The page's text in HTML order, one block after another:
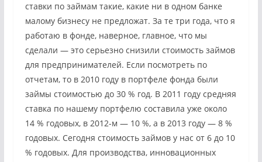
ставки по займам такие, какие ни в одном банке
малому бизнесу не предложат. За те три года, что я
работаю в фонде, наверное, главное, что мы
сделали — это серьезно снизили стоимость займов
для предпринимателей. Если посмотреть по
отчетам, то в 2010 году в портфеле фонда были
займы стоимостью до 30 % год. В 2011 году средняя
ставка по нашему портфелю составила уже около
14 % годовых, в 2012-м — 10 %, а в 2013 году — 8 %
годовых. Сегодня стоимость займов у нас от 6 до 10
% годовых. Для производства, инновационных